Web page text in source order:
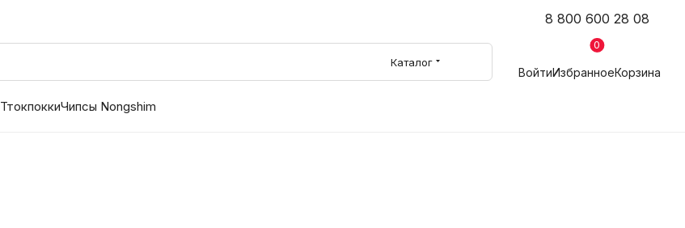
8 800 600 28 08
Каталог
ВойтиИзбранное
0
Корзина
ТтокпоккиЧипсы Nongshim